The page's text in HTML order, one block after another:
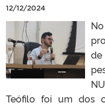
12/12/2024
Teófilo foi um dos